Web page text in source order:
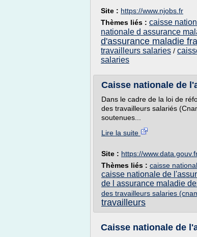
Site : https://www.njobs.fr
Thèmes liés : caisse
nationale d assurance
d'assurance maladie
travailleurs salaries /
salaries
Caisse nationale de
Dans le cadre de la loi de
des travailleurs salariés
soutenues...
Lire la suite
Site : https://
Thèmes liés : caisse
caisse nationale de
de l assurance maladie
des travailleurs salaries
travailleurs
Caisse nationale de